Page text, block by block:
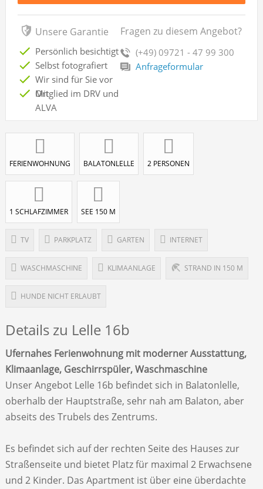
Unsere Garantie
Persönlich besichtigt
Selbst fotografiert
Wir sind für Sie vor
Ort
Mitglied im DRV und
ALVA
Fragen zu diesem Angebot?
(+49) 09721 - 47 99 300
Anfrageformular
FERIENWOHNUNG BALATONLELLE 2 PERSONEN
1 SCHLAFZIMMER SEE 150 M
TV PARKPLATZ GARTEN INTERNET
WASCHMASCHINE KLIMAANLAGE STRAND IN 150 M
HUNDE NICHT ERLAUBT
Details zu Lelle 16b
Ufernahes Ferienwohnung mit moderner Ausstattung,
Klimaanlage, Geschirrspüler, Waschmaschine
Unser Angebot Lelle 16b befindet sich in Balatonlelle,
oberhalb der Hauptstraße, sehr nah am Balaton, aber
abseits des Trubels des Zentrums.
Es befindet sich auf der rechten Seite des Hauses zur
Straßenseite und bietet Platz für maximal 2 Erwachsene
und 2 Kinder. Das Apartment ist über eine überdachte